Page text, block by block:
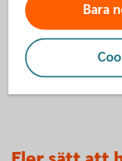
Swaption –
Rådgivning om
Bara